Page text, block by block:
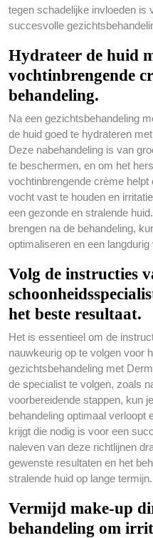
tegen schadelijke invloeden is
succesvolle
Hydrateer de huid
vochtinbrengende
behandeling.
Na een gezichtsbehandeling
de huid goed te hydrateren
Deze nabehandeling is van
te beschermen, en om het
vochtinbrengende crème
vocht vast te houden en
een gezonde en stralende
brengen na de behandeling,
optimaliseren en een
Volg de instructies
het beste resultaat.
Het is essentieel om de
nauwkeurig op te volgen voor
gezichtsbehandeling met
de specialist te volgen, zoals
voorbereidende stappen, kun
behandeling optimaal verloopt
krijgt die nodig is voor een
naleven van deze richtlijnen
gewenste resultaten en het
stralende huid op lange termijn.
Vermijd make-up
behandeling om